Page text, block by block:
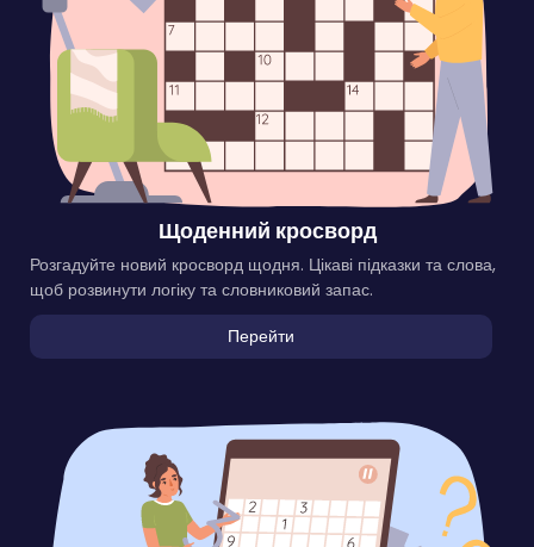
Щоденний кросворд
Розгадуйте новий кросворд щодня. Цікаві підказки та слова,
щоб розвинути логіку та словниковий запас.
Перейти